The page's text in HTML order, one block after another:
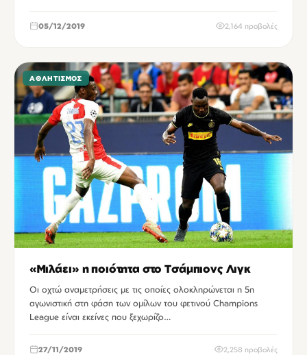
05/12/2019 2,164 προβολές
ΑΘΛΗΤΙΣΜΌΣ
«Μιλάει» η ποιότητα στο Τσάμπιονς Λιγκ
Οι οχτώ αναμετρήσεις με τις οποίες ολοκληρώνεται η 5η
αγωνιστική στη φάση των ομίλων του φετινού Champions
League είναι εκείνες που ξεχωρίζο…
27/11/2019 2,258 προβολές